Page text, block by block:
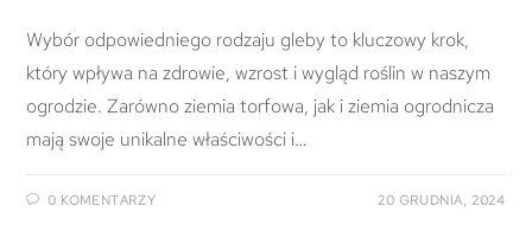
Wybór odpowiedniego rodzaju gleby to kluczowy krok,
który wpływa na zdrowie, wzrost i wygląd roślin w naszym
ogrodzie. Zarówno ziemia torfowa, jak i ziemia ogrodnicza
mają swoje unikalne właściwości i…
0 KOMENTARZY 20 GRUDNIA, 2024